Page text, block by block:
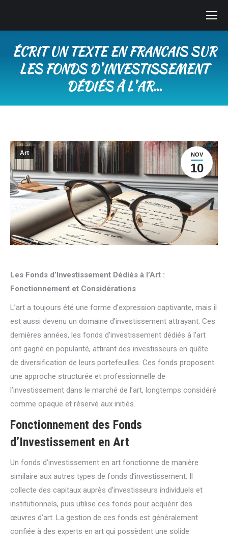
ÉCRIT UN TEXTE EN FRANCAIS SUR
LES FONDS DʼINVESTISSEMENT
DÉDIÉS À LʼAR…
NOV
10
Art
Les Fonds d’Investissement Dédiés à l’Art :
Fonctionnement et Considérations
L’art a toujours été une forme d’expression captivante, mais il
est aussi devenu un domaine d’investissement attrayant. Ces
dernières années, les fonds d’investissement dédiés à l’art
ont gagné en popularité, attirant des investisseurs en quête
de diversification de leurs portefeuilles. Ces fonds proposent
une approche structurée et professionnelle de
l’investissement dans le marché de l’art, longtemps considéré
comme opaque et réservé aux initiés.
Fonctionnement des Fonds
d’Investissement en Art
Un fonds d’investissement en art fonctionne de manière
similaire aux autres types de fonds d’investissement. Il
collecte des capitaux auprès d’investisseurs individuels et
institutionnels, puis utilise ces fonds pour acquérir des
œuvres d’art. La gestion de ces fonds est généralement
confiée à des experts en art qui possèdent une solide